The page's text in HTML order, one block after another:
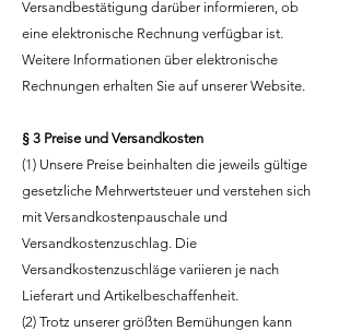
Versandbestätigung darüber informieren, ob
eine elektronische Rechnung verfügbar ist.
Weitere Informationen über elektronische
Rechnungen erhalten Sie auf unserer Website.
§ 3 Preise und Versandkosten
(1) Unsere Preise beinhalten die jeweils gültige
gesetzliche Mehrwertsteuer und verstehen sich
mit Versandkostenpauschale und
Versandkostenzuschlag. Die
Versandkostenzuschläge variieren je nach
Lieferart und Artikelbeschaffenheit.
(2) Trotz unserer größten Bemühungen kann